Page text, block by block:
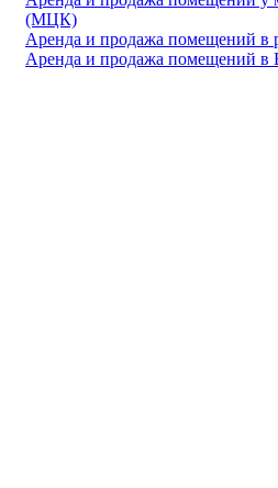
(МЦК)
Аренда и продажа помещений в
Аренда и продажа помещений